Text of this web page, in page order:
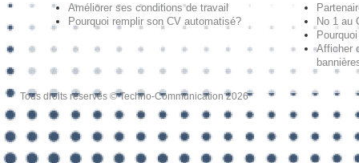
Améliorer ses conditions de travail
Pourquoi remplir son CV automatisé?
No 1 au
Afficher
Tous droits réservés © Techno-Communication 2026